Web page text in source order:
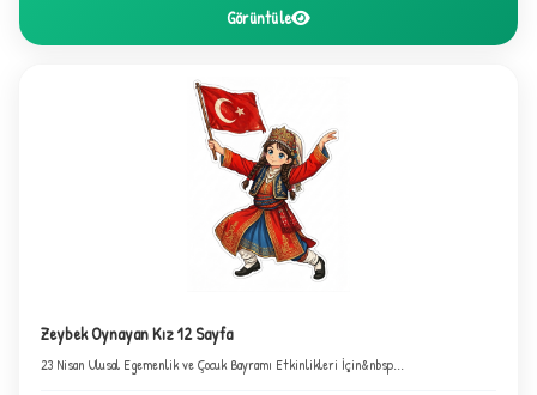
Görüntüle
Zeybek Oynayan Kız 12 Sayfa
23 Nisan Ulusal Egemenlik ve Çocuk Bayramı Etkinlikleri İçin&nbsp...